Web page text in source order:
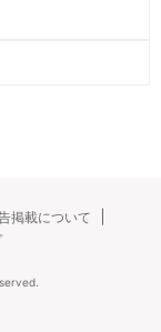
掲載について